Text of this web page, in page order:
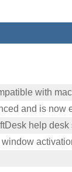
with
and is now
help desk